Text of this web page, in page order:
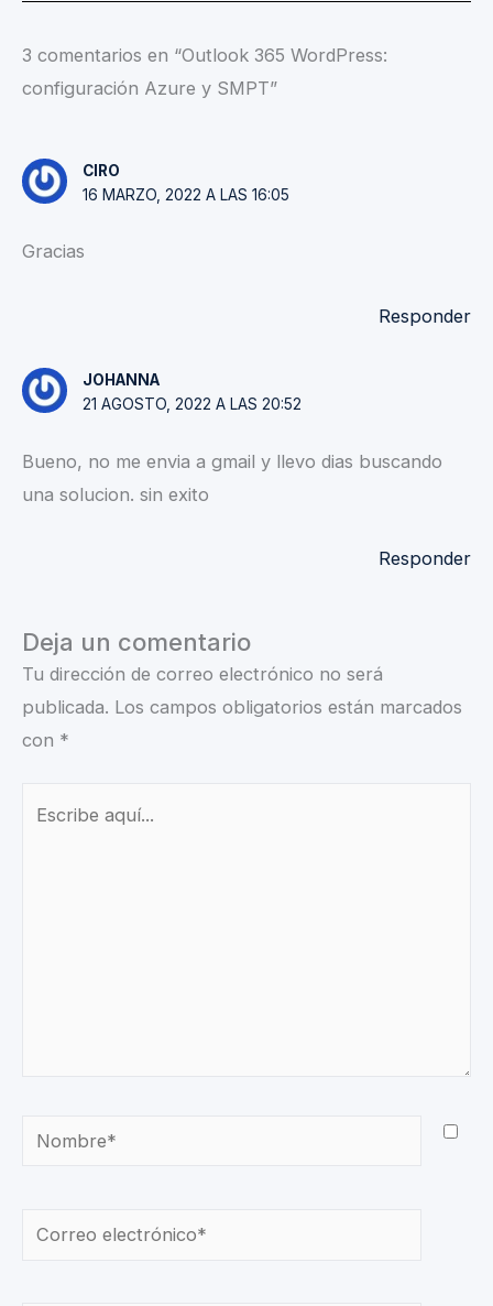
3 comentarios en “Outlook 365 WordPress:
configuración Azure y SMPT”
CIRO
16 MARZO, 2022 A LAS 16:05
Gracias
Responder
JOHANNA
21 AGOSTO, 2022 A LAS 20:52
Bueno, no me envia a gmail y llevo dias buscando
una solucion. sin exito
Responder
Deja un comentario
Tu dirección de correo electrónico no será
publicada. Los campos obligatorios están marcados
con *
Nombre*
Correo